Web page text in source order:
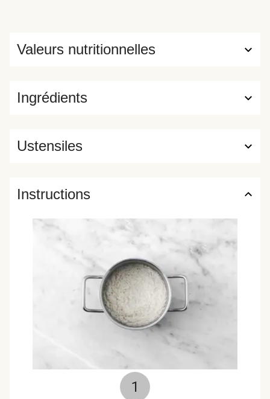
Ingrédients
Valeurs nutritionnelles
Ustensiles
Instructions
1